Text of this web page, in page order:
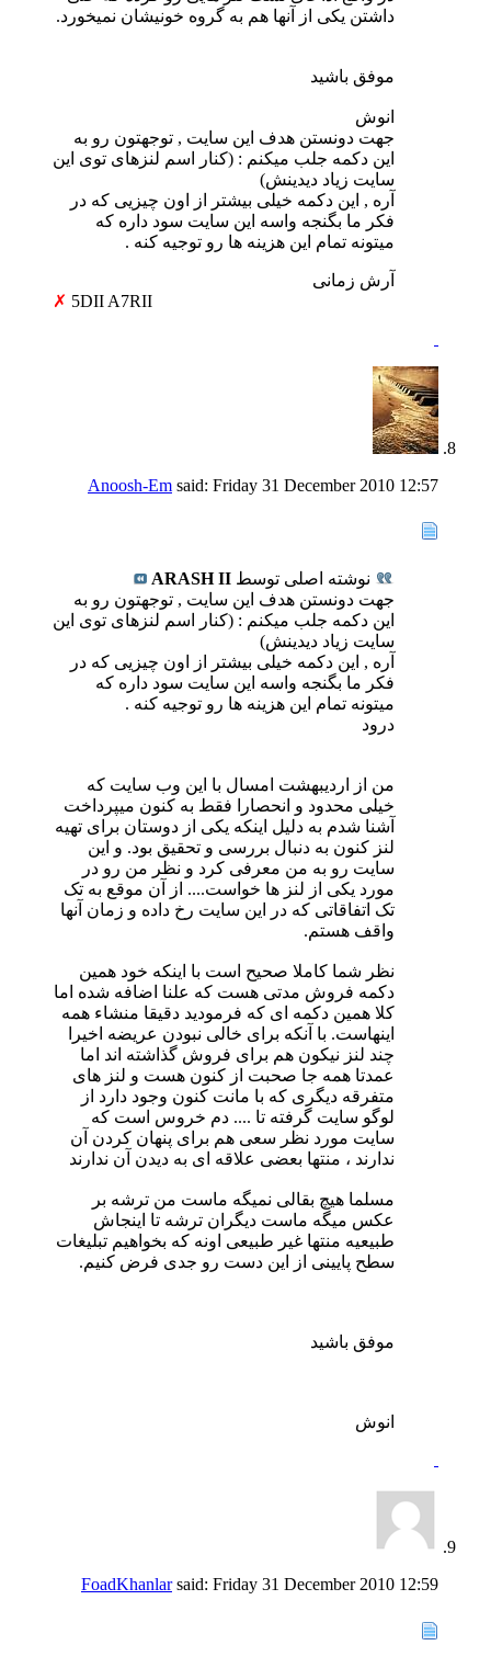
داشتن یکی از آنها هم به گروه خونیشان نمیخورد.
موفق باشید
انوش
جهت دونستن هدف این سایت , توجهتون رو به
این دکمه جلب میکنم : (کنار اسم لنزهای توی این
سایت زیاد دیدینش)
آره , این دکمه خیلی بیشتر از اون چیزیی که در
فکر ما بگنجه واسه این سایت سود داره که
میتونه تمام این هزینه ها رو توجیه کنه .
آرش زمانی
5DII A7RII
✗
Anoosh-Em said: Friday 31 December 2010 12:57
نوشته اصلی توسط ARASH II
جهت دونستن هدف این سایت , توجهتون رو به
این دکمه جلب میکنم : (کنار اسم لنزهای توی این
سایت زیاد دیدینش)
آره , این دکمه خیلی بیشتر از اون چیزیی که در
فکر ما بگنجه واسه این سایت سود داره که
میتونه تمام این هزینه ها رو توجیه کنه .
درود
من از اردیبهشت امسال با این وب سایت که
خیلی محدود و انحصارا فقط به کنون میپرداخت
آشنا شدم به دلیل اینکه یکی از دوستان برای تهیه
لنز کنون به دنبال بررسی و تحقیق بود. و این
سایت رو به من معرفی کرد و نظر من رو در
مورد یکی از لنز ها خواست.... از آن موقع به تک
تک اتفاقاتی که در این سایت رخ داده و زمان آنها
واقف هستم.
نظر شما کاملا صحیح است با اینکه خود همین
دکمه فروش مدتی هست که علنا اضافه شده اما
کلا همین دکمه ای که فرمودید دقیقا منشاء همه
اینهاست. با آنکه برای خالی نبودن عریضه اخیرا
چند لنز نیکون هم برای فروش گذاشته اند اما
عمدتا همه جا صحبت از کنون هست و لنز های
متفرقه دیگری که با مانت کنون وجود دارد از
لوگو سایت گرفته تا .... دم خروس است که
سایت مورد نظر سعی هم برای پنهان کردن آن
ندارند ، منتها بعضی علاقه ای به دیدن آن ندارند
مسلما هیچ بقالی نمیگه ماست من ترشه بر
عکس میگه ماست دیگران ترشه تا اینجاش
طبیعیه منتها غیر طبیعی اونه که بخواهیم تبلیغات
سطح پایینی از این دست رو جدی فرض کنیم.
موفق باشید
انوش
FoadKhanlarsaid: Friday 31 December 2010 12:59